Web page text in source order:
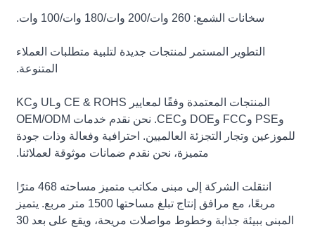
سخانات الشمع: 260 وات/200 وات/180 وات/100 وات.
التطوير المستمر لمنتجات جديدة لتلبية متطلبات العملاء
المتنوعة.
المنتجات المعتمدة وفقًا لمعايير CE & ROHS وUL وKC
وPSE وFCC وDOE وCEC. نحن نقدم خدمات OEM/ODM
للموزعين وتجار التجزئة العالميين. احترافية وفعالة وذات جودة
متميزة، نحن نقدم ضمانات موثوقة لعملائنا.
انتقلت الشركة إلى مبنى مكاتب متميز مساحته 468 مترًا
مربعًا، مع مرافق إنتاج تبلغ مساحتها 1500 متر مربع. يتميز
المبنى ببيئة جذابة وخطوط مواصلات مريحة، ويقع على بعد 30